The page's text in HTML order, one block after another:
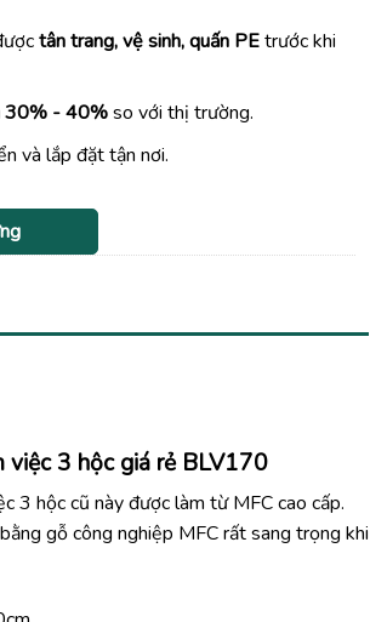
tân trang, vệ sinh, quấn PEtrước khi
30% - 40%so với thị trường.
và lắp đặt tận nơi.
việc 3 hộc giá rẻ BLV170
3 hộc cũ này được làm từ MFC cao cấp.
gỗ công nghiệp MFC rất sang trọng khi